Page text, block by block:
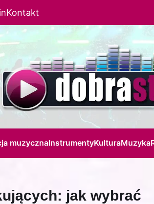
Kontakt
muzycznaInstrumentyKulturaMuzyka
jak wybrać